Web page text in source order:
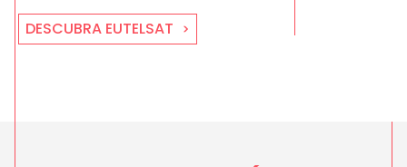
DESCUBRA EUTELSAT